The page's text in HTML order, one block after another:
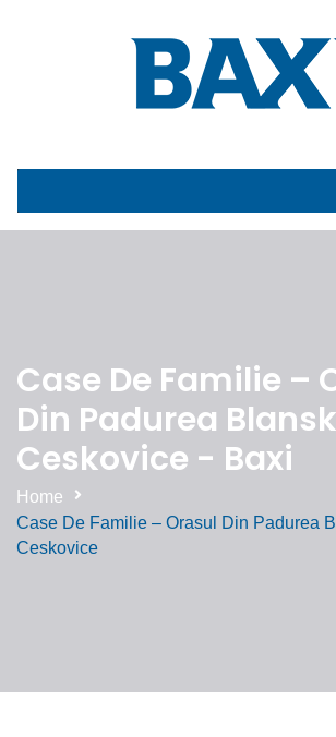
Case De Familie –
Din Padurea
Ceskovice - Baxi
Home
Case De Familie – Orasul Din Padurea
Ceskovice